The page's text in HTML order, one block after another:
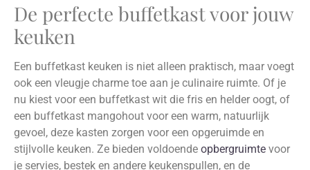
De perfecte buffetkast voor jouw
keuken
Een buffetkast keuken is niet alleen praktisch, maar voegt
ook een vleugje charme toe aan je culinaire ruimte. Of je
nu kiest voor een buffetkast wit die fris en helder oogt, of
een buffetkast mangohout voor een warm, natuurlijk
gevoel, deze kasten zorgen voor een opgeruimde en
stijlvolle keuken. Ze bieden voldoende opbergruimte voor
je servies, bestek en andere keukenspullen, en de